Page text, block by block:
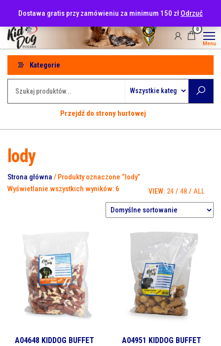
treści
Dostawa gratis przy zamówieniu za minimum 150 zł Odrzuć
0
Menu
Kategorie
Przejdź do strony hurtowej
lody
Strona główna / Produkty oznaczone “lody”
VIEW: 24 / 48 / ALL
Wyświetlanie wszystkich wyników: 6
A04648 KIDDOG BUFFET
A04951 KIDDOG BUFFET